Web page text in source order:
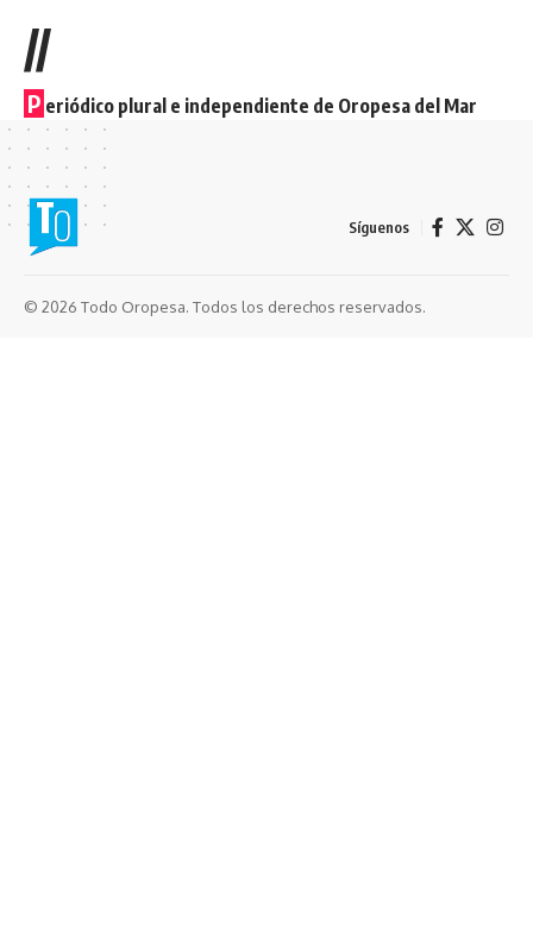
//
P eriódico plural e independiente de Oropesa del Mar
Síguenos
© 2026 Todo Oropesa. Todos los derechos reservados.